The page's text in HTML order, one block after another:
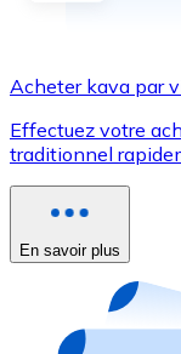
Utilisez les
Acheter avec
Nouveau
Achetez
Acheter kava par
Effectuez votre
traditionnel
En savoir plus